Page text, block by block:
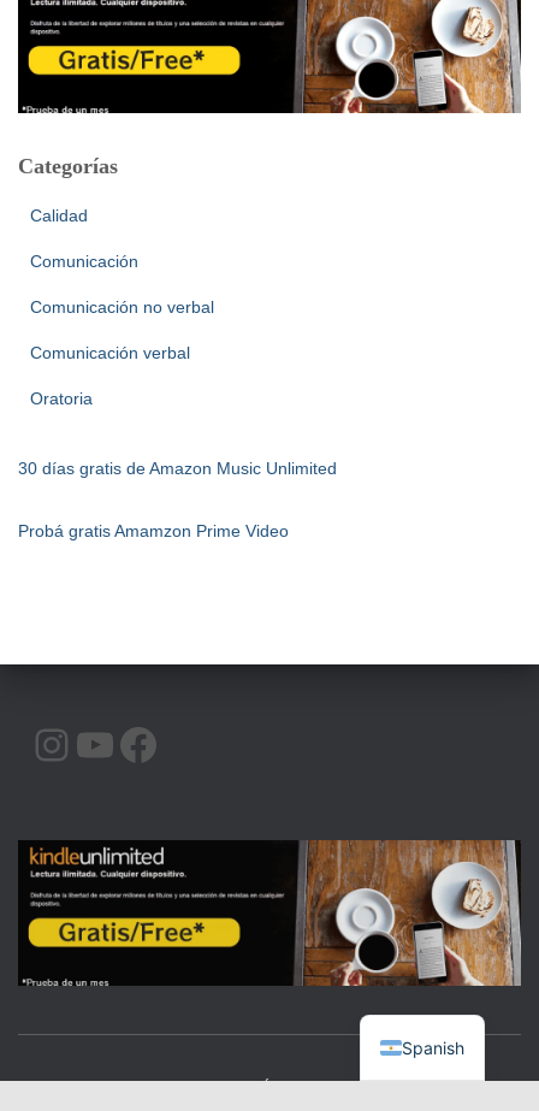
Categorías
Calidad
Comunicación
Comunicación no verbal
Comunicación verbal
Oratoria
30 días gratis de Amazon Music Unlimited
Probá gratis Amamzon Prime Video
INSTAGRAM YOUTUBE
Spanish